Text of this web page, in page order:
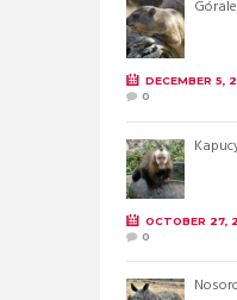
DECEMBER 5,
0
OCTOBER 27,
0